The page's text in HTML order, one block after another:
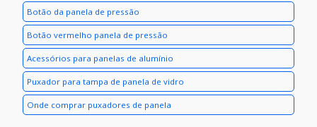
Botão da panela de pressão
Botão vermelho panela de pressão
Acessórios para panelas de alumínio
Puxador para tampa de panela de vidro
Onde comprar puxadores de panela